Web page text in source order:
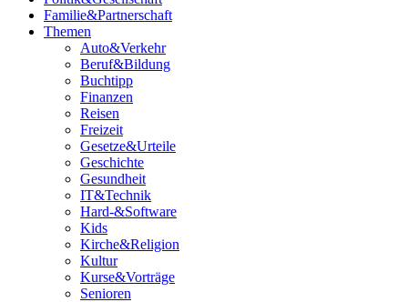
Familie&Partnerschaft
Themen
Auto&Verkehr
Beruf&Bildung
Buchtipp
Finanzen
Reisen
Freizeit
Gesetze&Urteile
Geschichte
Gesundheit
IT&Technik
Hard-&Software
Kids
Kirche&Religion
Kultur
Kurse&Vorträge
Senioren